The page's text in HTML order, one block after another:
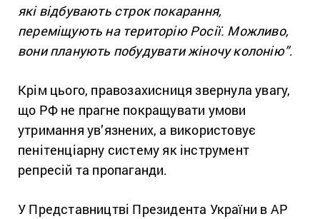
які відбувають строк покарання,
переміщують на територію Росії. Можливо,
вони планують побудувати жіночу колонію”.
Крім цього, правозахисниця звернула увагу,
що РФ не прагне покращувати умови
утримання ув’язнених, а використовує
пенітенціарну систему як інструмент
репресій та пропаганди.
У Представництві Президента України в АР